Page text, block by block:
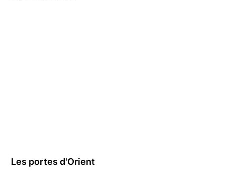
Les portes d'Orient